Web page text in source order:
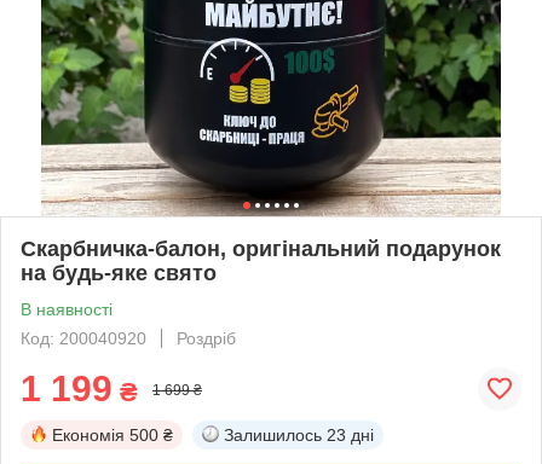
Скарбничка-балон, оригінальний подарунок
на будь-яке свято
В наявності
Код: 200040920
Роздріб
1 199 ₴ 1 699 ₴
Економія 500 ₴ Залишилось 23 дні